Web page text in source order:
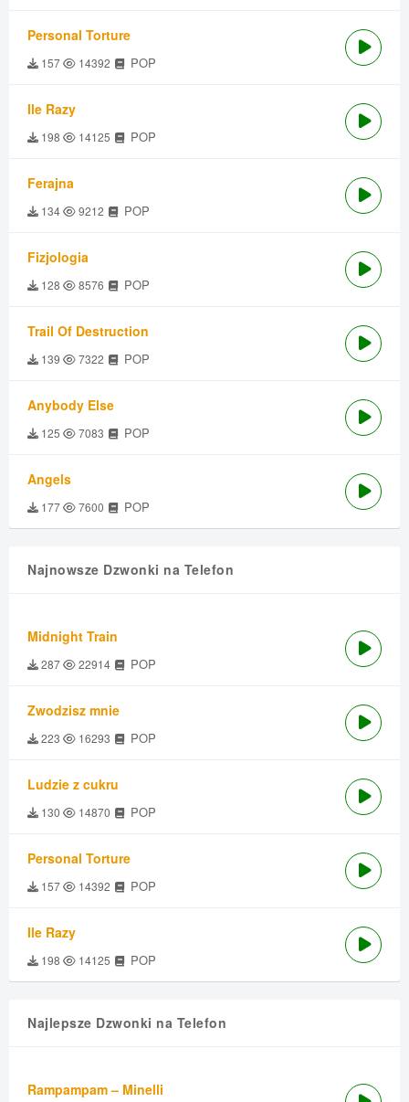
Personal Torture
157 14392 POP
Ile Razy
198 14125 POP
Ferajna
134 9212 POP
Fizjologia
128 8576 POP
Trail Of Destruction
139 7322 POP
Anybody Else
125 7083 POP
Angels
177 7600 POP
Najnowsze Dzwonki na Telefon
Midnight Train
287 22914 POP
Zwodzisz mnie
223 16293 POP
Ludzie z cukru
130 14870 POP
Personal Torture
157 14392 POP
Ile Razy
198 14125 POP
Najlepsze Dzwonki na Telefon
Rampampam – Minelli